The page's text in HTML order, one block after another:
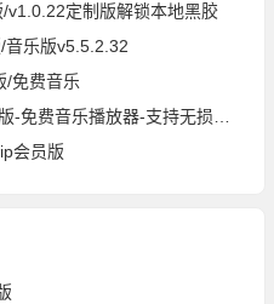
v1.0.22定制版解锁本地黑胶
音乐版v5.5.2.32
/免费音乐
费音乐播放器-支持无损下载
会员版